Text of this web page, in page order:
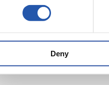
Deny